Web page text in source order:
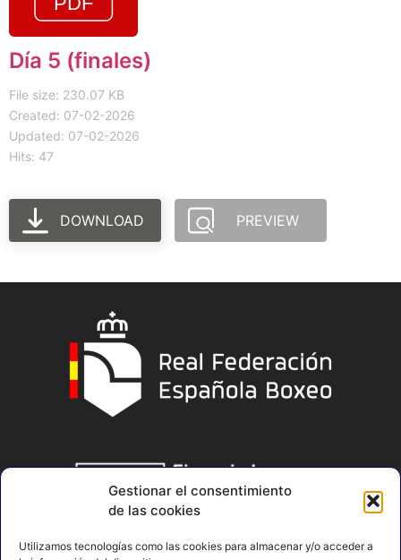
Gestionar el consentimiento
de las cookies
Utilizamos tecnologías como las cookies para almacenar y/o acceder a
Día 5 (finales)
File size: 230.07 KB
Created: 07-02-2026
Updated: 07-02-2026
Hits: 47
DOWNLOAD PREVIEW